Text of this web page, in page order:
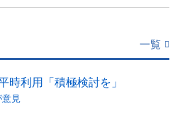
一覧
時利用「積極検討を」
見